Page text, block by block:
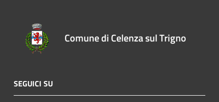
Comune di Celenza sul Trigno
SEGUICI SU